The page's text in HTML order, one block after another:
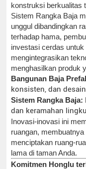
konstruksi berkualitas
Sistem Rangka Baja
unggul dibandingkan
terhadap hama,
investasi cerdas
mengintegrasikan
menghasilkan produk
Bangunan Baja
konsisten, dan
Sistem Rangka Baja:
dan keramahan
Inovasi-inovasi ini
ruangan,
menciptakan ruang-
lama di taman Anda.
Komitmen Honglu